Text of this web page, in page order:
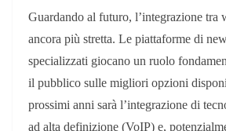
Guardando al futuro, l’integrazione tra
ancora più stretta. Le piattaforme di
specializzati giocano un ruolo
il pubblico sulle migliori opzioni
prossimi anni sarà l’integrazione di
ad alta definizione (VoIP) e,